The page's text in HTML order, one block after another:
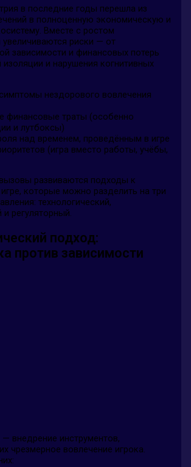
в последние годы перешла из
в полноценную экономическую и
Вместе с ростом
увеличиваются риски — от
зависимости и финансовых потерь
и нарушения когнитивных
нездорового вовлечения
финансовые траты (особенно
и лутбоксы)
над временем, проведённым в игре
(игра вместо работы, учёбы,
развиваются подходы к
игре, которые можно разделить на три
технологический,
регуляторный.
подход:
против зависимости
внедрение инструментов,
чрезмерное вовлечение игрока.